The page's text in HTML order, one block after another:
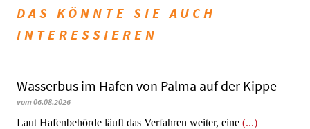
DAS KÖNNTE SIE AUCH
INTERESSIEREN
Wasserbus im Hafen von Palma auf der Kippe
vom 06.08.2026
Laut Hafenbehörde läuft das Verfahren weiter, eine (...)